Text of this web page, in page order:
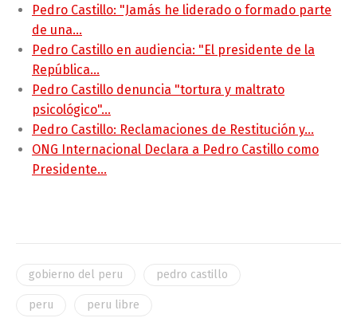
Pedro Castillo: "Jamás he liderado o formado parte
de una…
Pedro Castillo en audiencia: "El presidente de la
República…
Pedro Castillo denuncia "tortura y maltrato
psicológico"…
Pedro Castillo: Reclamaciones de Restitución y…
ONG Internacional Declara a Pedro Castillo como
Presidente…
gobierno del peru pedro castillo
peru peru libre